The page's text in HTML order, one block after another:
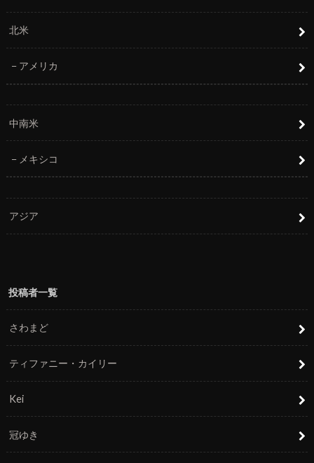
北米
アメリカ
中南米
メキシコ
アジア
投稿者一覧
さわまど
ティファニー・カイリー
Kei
冠ゆき